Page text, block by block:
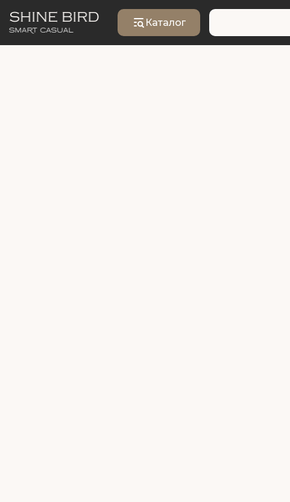
Каталог